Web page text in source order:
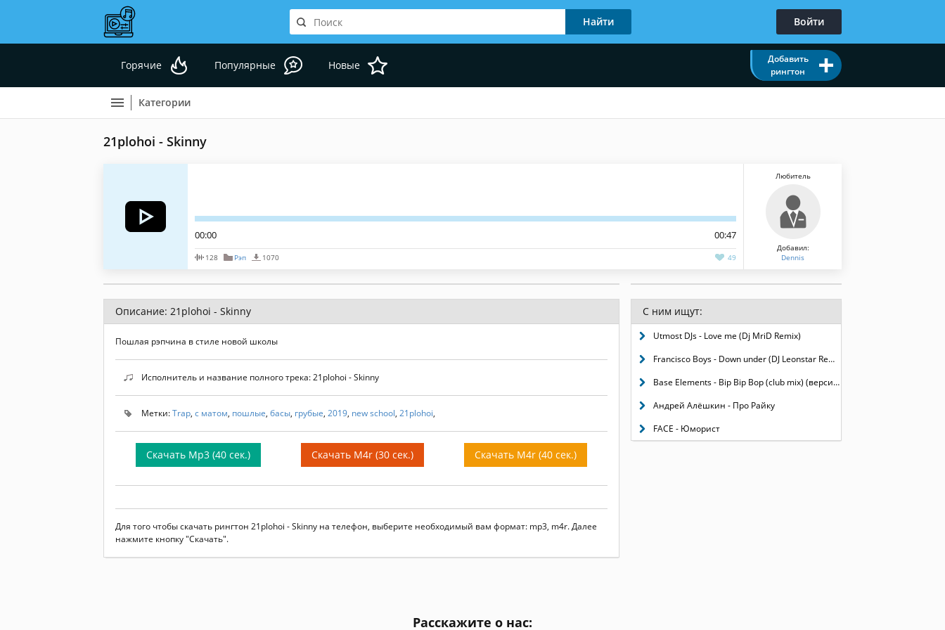
Войти
Горячие Популярные Новые
Добавить
рингтон
Категории
21plohoi - Skinny
00:00 00:47
128 Рэп 1070 49
Любитель
Добавил:
Dennis
Описание: 21plohoi - Skinny
Пошлая рэпчина в стиле новой школы
Исполнитель и название полного трека: 21plohoi - Skinny
Метки:Trap, с матом, пошлые, басы, грубые, 2019, new school, 21plohoi,
Скачать Mp3 (40 сек.) Скачать M4r (30 сек.) Скачать M4r (40 сек.)
Для того чтобы скачать рингтон 21plohoi - Skinny на телефон, выберите необходимый вам формат: mp3, m4r. Далее
нажмите кнопку "Скачать".
С ним ищут:
Utmost DJs - Love me (Dj MriD Remix)
Francisco Boys - Down under (DJ Leonstar Remix 2k11)
Base Elements - Bip Bip Bop (club mix) (версия 2)
Андрей Алёшкин - Про Райку
FACE - Юморист
Расскажите о нас: